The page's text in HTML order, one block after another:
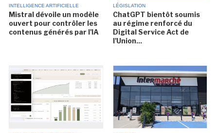
INTELLIGENCE ARTIFICIELLE
Mistral dévoile un modèle
ouvert pour contrôler les
contenus générés par l'IA
LÉGISLATION
ChatGPT bientôt soumis
au régime renforcé du
Digital Service Act de
l'Union...